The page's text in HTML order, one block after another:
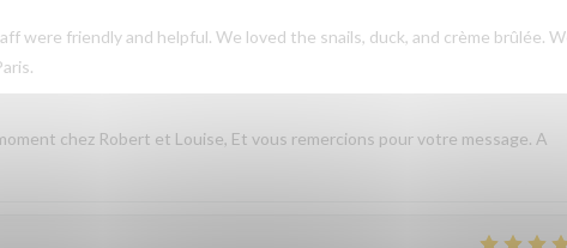
were friendly and helpful. We loved the snails, duck, and crème brûlée.
chez Robert et Louise, Et vous remercions pour votre message. A